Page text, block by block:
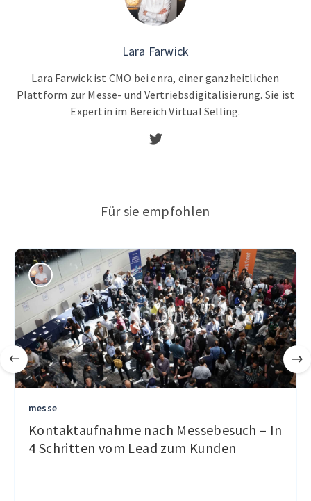
Lara Farwick
Lara Farwick ist CMO bei enra, einer ganzheitlichen
Plattform zur Messe- und Vertriebsdigitalisierung. Sie ist
Expertin im Bereich Virtual Selling.
Für sie empfohlen
messe
Kontaktaufnahme nach Messebesuch – In
4 Schritten vom Lead zum Kunden